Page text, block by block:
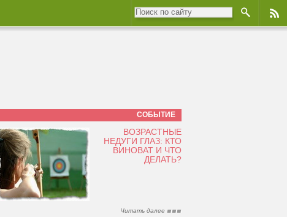
СОБЫТИЕ
ВОЗРАСТНЫЕ
НЕДУГИ ГЛАЗ: КТО
ВИНОВАТ И ЧТО
ДЕЛАТЬ?
Читать далее